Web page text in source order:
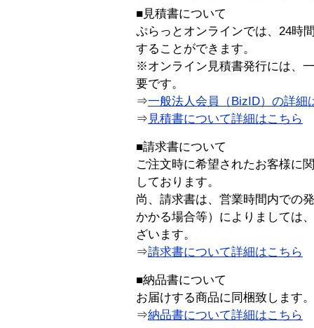
■見積書について
ぷらっとオンラインでは、24時
することができます。
※オンライン見積書発行には、
要です。
⇒一般法人会員（BizID）の詳細
⇒ 見積書について詳細はこちら
■請求書について
ご注文時に希望されたお客様に
しております。
尚、請求書は、営業時間内での
かかる場合等）によりましては
ざいます。
⇒請求書について詳細はこちら
■納品書について
お届けする商品に同梱致します。
⇒納品書について詳細はこちら